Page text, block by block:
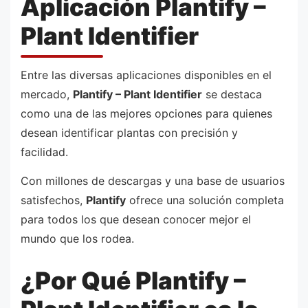
Aplicación Plantify –
Plant Identifier
Entre las diversas aplicaciones disponibles en el
mercado, Plantify – Plant Identifier se destaca
como una de las mejores opciones para quienes
desean identificar plantas con precisión y
facilidad.
Con millones de descargas y una base de usuarios
satisfechos, Plantify ofrece una solución completa
para todos los que desean conocer mejor el
mundo que los rodea.
¿Por Qué Plantify –